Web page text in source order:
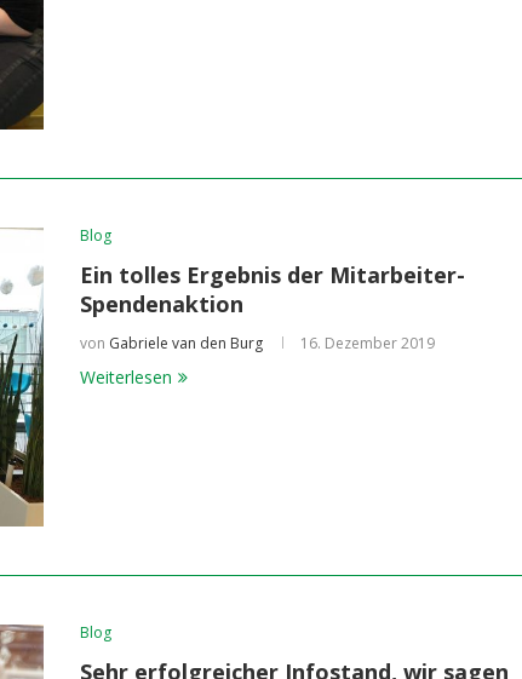
Blog
Ein tolles Ergebnis der Mitarbeiter-
Spendenaktion
von Gabriele van den Burg 16. Dezember 2019
Weiterlesen
Blog
Sehr erfolgreicher Infostand, wir sagen